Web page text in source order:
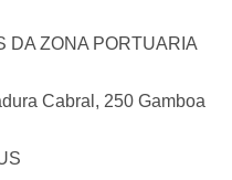
DA ZONA PORTUARIA
Cabral, 250 Gamboa